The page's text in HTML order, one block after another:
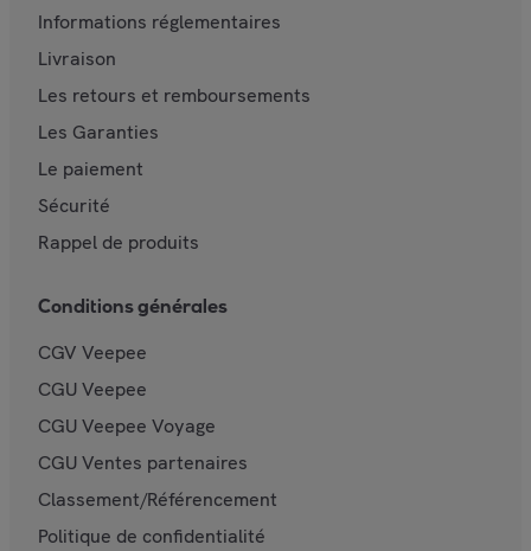
Informations réglementaires
Livraison
Les retours et remboursements
Les Garanties
Le paiement
Sécurité
Rappel de produits
Conditions générales
CGV Veepee
CGU Veepee
CGU Veepee Voyage
CGU Ventes partenaires
Classement/Référencement
Politique de confidentialité